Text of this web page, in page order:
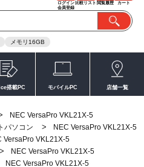
メモリ16GB
ログイン
会員登録
比較リスト 閲覧履歴 カート
搭載PC モバイルPC 店舗一覧
NEC VersaPro VKL21X-5
パソコン >
NEC VersaPro VKL21X-5
VersaPro VKL21X-5
>
NEC VersaPro VKL21X-5
NEC VersaPro VKL21X-5